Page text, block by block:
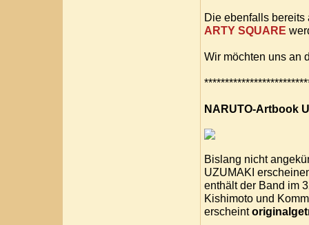
Die ebenfalls
ARTY SQUARE
Wir möchten uns an
NARUTO-Artbook
Bislang nicht
UZUMAKI
enthält der Band im
Kishimoto und
erscheint